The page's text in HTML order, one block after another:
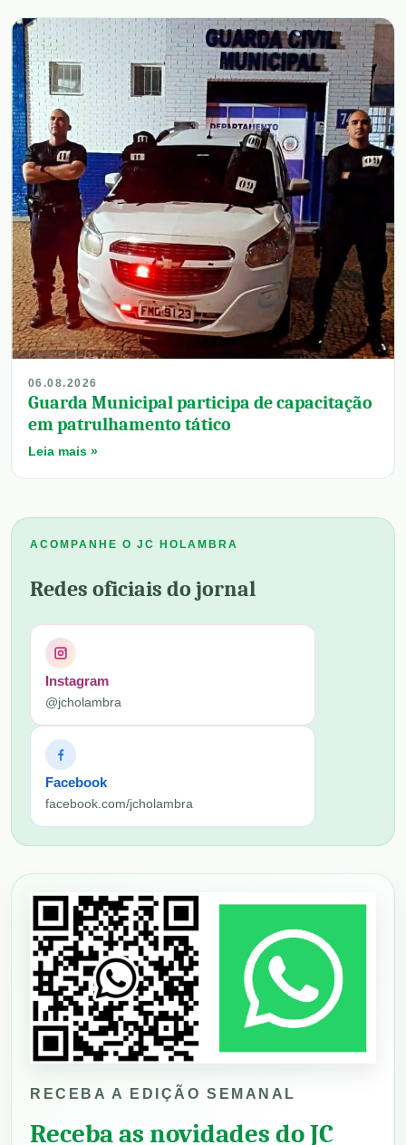
06.08.2026
Guarda Municipal participa de capacitação
em patrulhamento tático
Leia mais »
ACOMPANHE O JC HOLAMBRA
Redes oficiais do jornal
Instagram
@jcholambra
Facebook
facebook.com/jcholambra
RECEBA A EDIÇÃO SEMANAL
Receba as novidades do JC